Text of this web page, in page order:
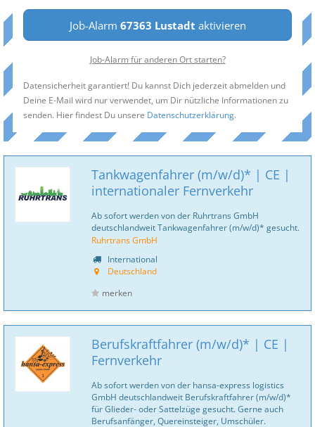
Job-Alarm 67363 Lustadt aktivieren
Job-Alarm für anderen Ort starten?
Datensicherheit garantiert! Du kannst Dich jederzeit abmelden und
Deine E-Mail wird nur verwendet, um Dir nützliche Informationen zu
senden. Hier findest Du unsere Datenschutzerklärung.
Tankwagenfahrer (m/w/d)* | CE |
internationaler Fernverkehr
Ab sofort werden von der Ruhrtrans GmbH
deutschlandweit Tankwagenfahrer (m/w/d)* gesucht.
Ruhrtrans GmbH
International
Deutschland
merken
Berufskraftfahrer (m/w/d)* | CE |
Fernverkehr
Ab sofort werden von der hansa-express logistics
GmbH deutschlandweit Berufskraftfahrer (m/w/d)*
für Glieder- oder Sattelzüge gesucht. Gerne auch
Berufsanfänger, Quereinsteiger, Umschüler.